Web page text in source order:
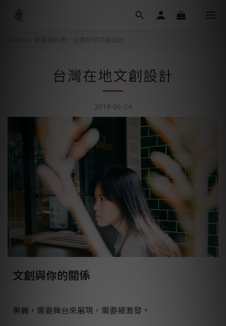
台灣在地文創設計
台灣在地文創設計
2019-06-24
文創與你的關係
美麗，需要舞台來展現，需要被激發。